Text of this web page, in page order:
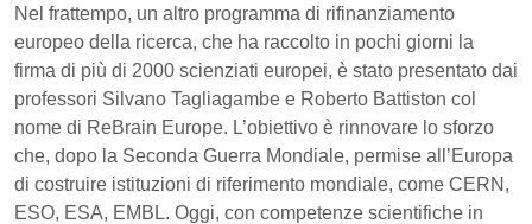
Nel frattempo, un altro programma di rifinanziamento
europeo della ricerca, che ha raccolto in pochi giorni la
firma di più di 2000 scienziati europei, è stato presentato dai
professori Silvano Tagliagambe e Roberto Battiston col
nome di ReBrain Europe. L’obiettivo è rinnovare lo sforzo
che, dopo la Seconda Guerra Mondiale, permise all’Europa
di costruire istituzioni di riferimento mondiale, come CERN,
ESO, ESA, EMBL. Oggi, con competenze scientifiche in